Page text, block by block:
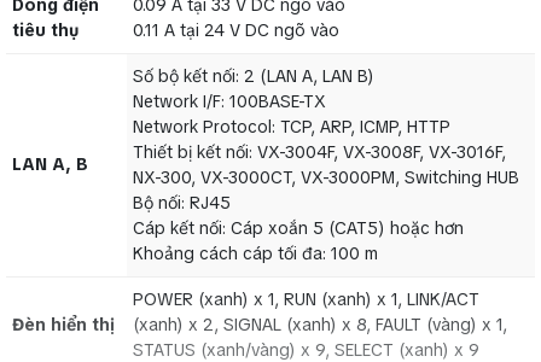
thụ
Số bộ kết nối: 2 (LAN A, LAN B)
Network I/F: 100BASE-TX
Network Protocol: TCP, ARP, ICMP, HTTP
Thiết bị kết nối: VX-3004F, VX-3008F, VX-3016F, NX-
300, VX-3000CT, VX-3000PM, Switching HUB
Bộ nối: RJ45
Cáp kết nối: Cáp xoắn 5 (CAT5) hoặc hơn
Khoảng cách cáp tối đa: 100 m
POWER (xanh) x 1, RUN (xanh) x 1, LINK/ACT (xanh) x 2,
(xanh/vàng) x 9, SELECT (xanh) x 9
Điều
Dòng điện
tiêu thụ
0.09 A tại 33 V DC ngõ vào
0.11 A tại 24 V DC ngõ vào
LAN A, B
Số bộ kết nối: 2 (LAN A, LAN B)
Network I/F: 100BASE-TX
Network Protocol: TCP, ARP, ICMP, HTTP
Thiết bị kết nối: VX-3004F, VX-3008F, VX-3016F,
NX-300, VX-3000CT, VX-3000PM, Switching HUB
Bộ nối: RJ45
Cáp kết nối: Cáp xoắn 5 (CAT5) hoặc hơn
Khoảng cách cáp tối đa: 100 m
Đèn hiển thị
POWER (xanh) x 1, RUN (xanh) x 1, LINK/ACT
(xanh) x 2, SIGNAL (xanh) x 8, FAULT (vàng) x 1,
STATUS (xanh/vàng) x 9, SELECT (xanh) x 9